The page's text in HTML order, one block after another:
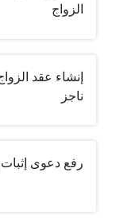
الزواج
إنشاء عقد
ناجز
رفع دعوى